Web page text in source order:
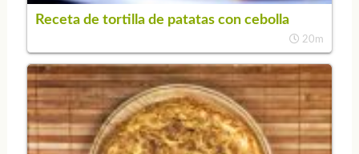
Receta de tortilla de patatas con cebolla
20m